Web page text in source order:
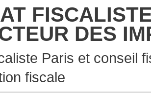
DES
Paris et conseil
fiscale